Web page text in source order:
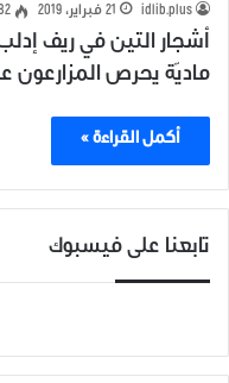
idlib.plus 21 فبراير، 2019
أشجار التين في ريف
ماديّة يحرص المزارعون
أكمل القراءة »
تابعنا على فيسبوك